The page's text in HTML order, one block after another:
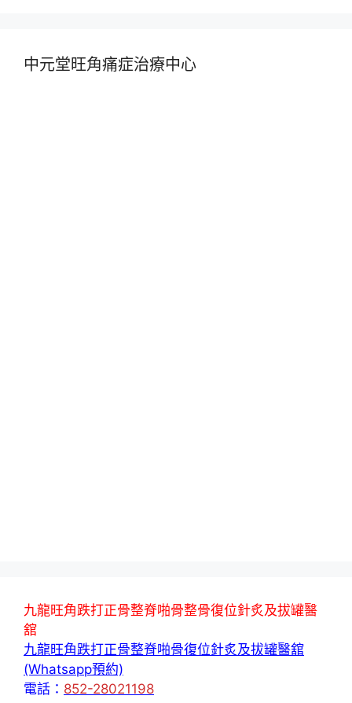
中元堂旺角痛症治療中心
九龍旺角跌打正骨整脊啪骨整骨復位針炙及拔罐醫
舘
九龍旺角跌打正骨整脊啪骨復位針炙及拔罐醫舘
(Whatsapp預約)
電話： 852-28021198